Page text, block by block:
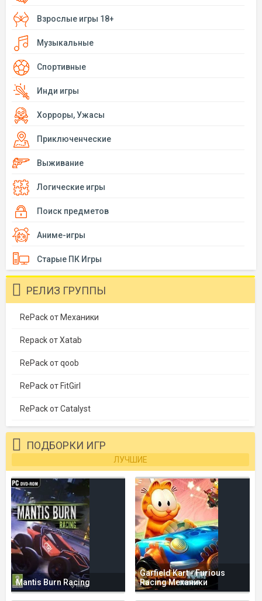
Взрослые игры 18+
Музыкальные
Спортивные
Инди игры
Хорроры, Ужасы
Приключенческие
Выживание
Логические игры
Поиск предметов
Аниме-игры
Старые ПК Игры
РЕЛИЗ ГРУППЫ
RePack от Механики
Repack от Xatab
RePack от qoob
RePack от FitGirl
RePack от Catalyst
ПОДБОРКИ ИГР
ЛУЧШИЕ
Mantis Burn Racing
Garfield Kart - Furious
Racing Механики